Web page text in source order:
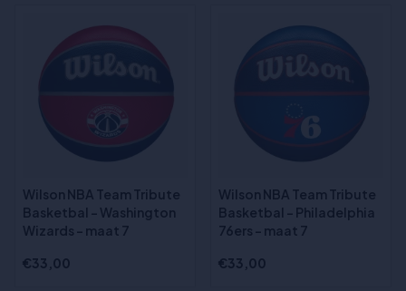
Wilson NBA Team Tribute
Basketbal - Washington
Wizards - maat 7
€33,00
Wilson NBA Team Tribute
Basketbal - Philadelphia
76ers - maat 7
€33,00